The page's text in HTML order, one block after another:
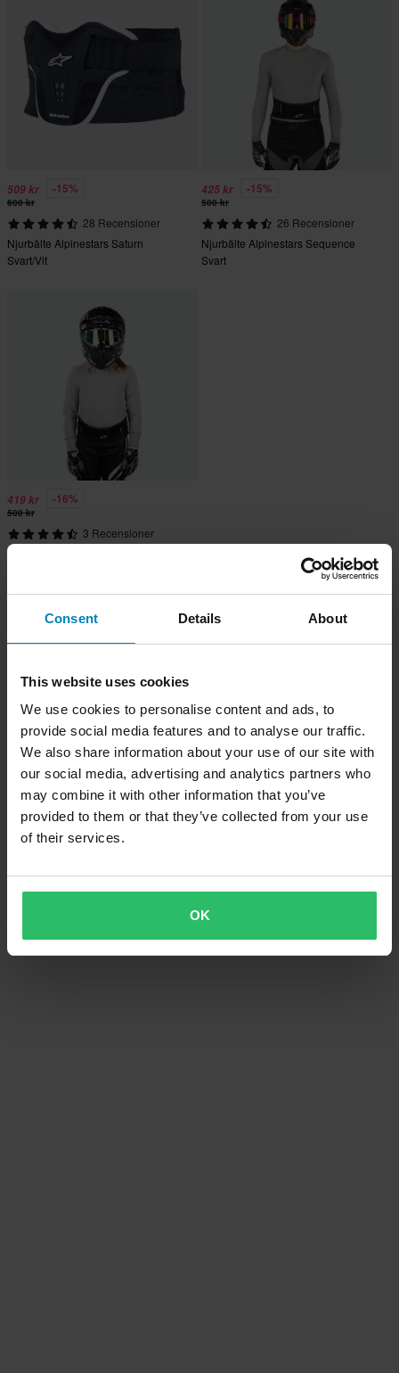
Consent Details About
This website uses cookies
We use cookies to personalise content and ads, to
provide social media features and to analyse our traffic.
We also share information about your use of our site with
our social media, advertising and analytics partners who
may combine it with other information that you’ve
provided to them or that they’ve collected from your use
of their services.
OK
509 kr -15%
600 kr
28 Recensioner
Njurbälte Alpinestars Saturn
Svart/Vit
425 kr -15%
500 kr
26 Recensioner
Njurbälte Alpinestars Sequence
Svart
419 kr -16%
500 kr
3 Recensioner
Njurbälte Barn Alpinestars